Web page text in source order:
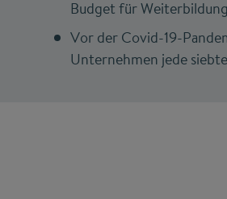
Budget für
Vor der Covid-19-
Unternehmen jede